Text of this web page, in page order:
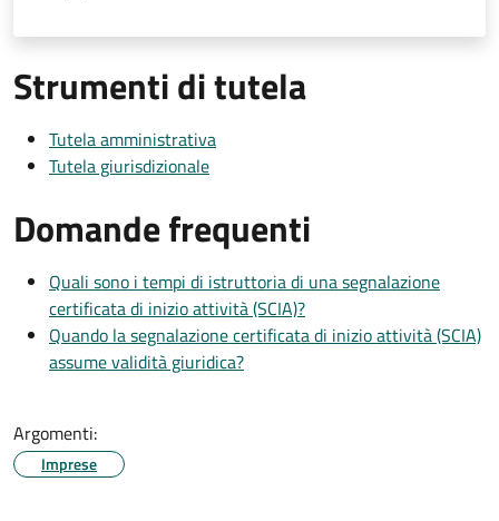
Strumenti di tutela
Tutela amministrativa
Tutela giurisdizionale
Domande frequenti
Quali sono i tempi di istruttoria di una segnalazione
certificata di inizio attività (SCIA)?
Quando la segnalazione certificata di inizio attività (SCIA)
assume validità giuridica?
Argomenti:
Imprese